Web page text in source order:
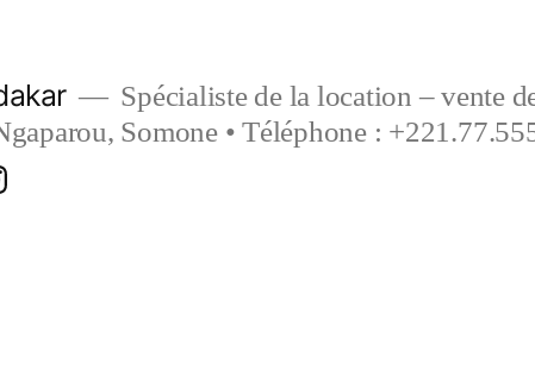
Spécialiste de la location – vente
Somone • Téléphone :